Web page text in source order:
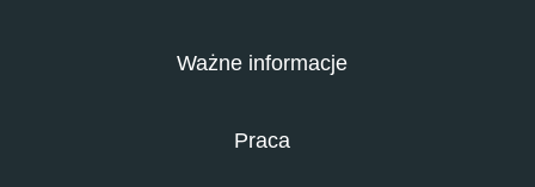
Ważne informacje
Praca